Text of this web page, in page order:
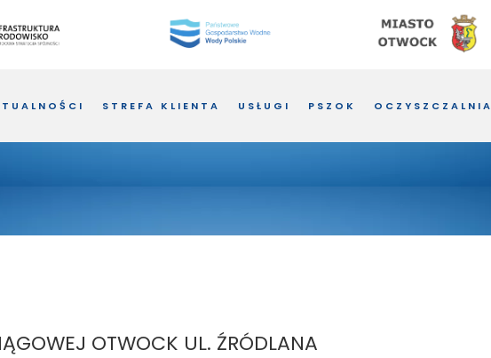
STREFA KLIENTA USŁUGI PSZOK OCZYSZCZALNIA
OTWOCK UL. ŹRÓDLANA